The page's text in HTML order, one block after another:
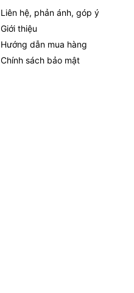
Liên hệ, phản ánh, góp ý
Giới thiệu
Hướng dẫn mua hàng
Chính sách bảo mật